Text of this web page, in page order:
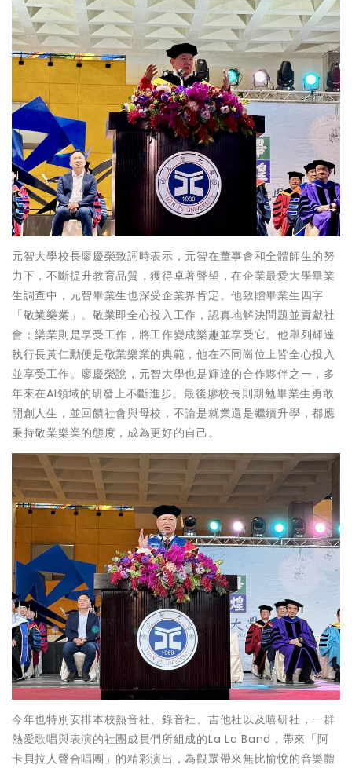
元智大學校長廖慶榮致詞時表示，元智在董事會和全體師生的努
力下，不斷提升教育品質，獲得卓著聲望，在企業最愛大學畢業
生調查中，元智畢業生也深受企業界肯定。他致贈畢業生四字
「敬業樂業」。敬業即全心投入工作，認真地解決問題並貢獻社
會；樂業則是享受工作，將工作變成樂趣並享受它。他舉列輝達
執行長黃仁勳便是敬業樂業的典範，他在不同崗位上皆全心投入
並享受工作。廖慶榮說，元智大學也是輝達的合作夥伴之一，多
年來在AI領域的研發上不斷進步。最後廖校長則期勉畢業生勇敢
開創人生，並回饋社會與母校，不論是就業還是繼續升學，都應
秉持敬業樂業的態度，成為更好的自己。
今年也特別安排本校熱音社、錄音社、吉他社以及嘻研社，一群
熱愛歌唱與表演的社團成員們所組成的La La Band，帶來「阿
卡貝拉人聲合唱團」的精彩演出，為觀眾帶來無比愉悅的音樂體